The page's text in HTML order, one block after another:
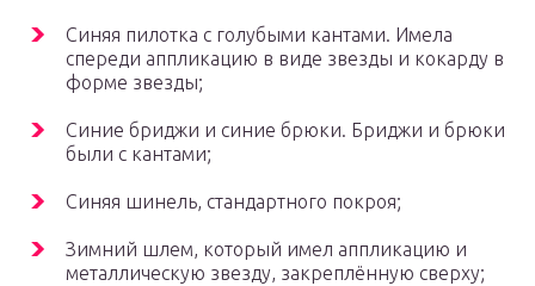
Синяя пилотка с голубыми кантами. Имела
спереди аппликацию в виде звезды и кокарду в
форме звезды;
Синие бриджи и синие брюки. Бриджи и брюки
были с кантами;
Синяя шинель, стандартного покроя;
Зимний шлем, который имел аппликацию и
металлическую звезду, закреплённую сверху;